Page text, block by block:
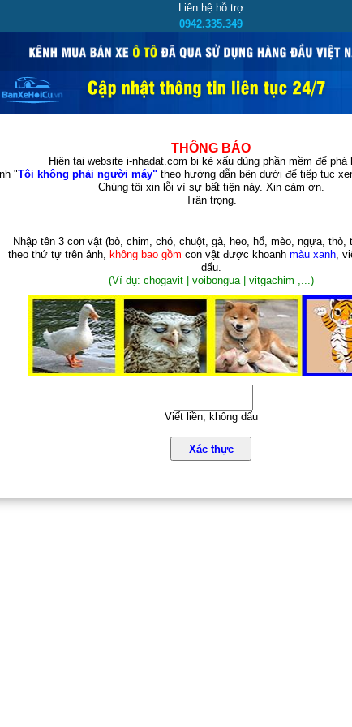
Liên hệ hỗ trợ
0942.335.349
THÔNG BÁO
Hiện tại website i-nhadat.com bị kẻ xấu dùng phần mềm để phá
"Tôi không phải người máy"theo hướng dẫn bên dưới để tiếp tục
Chúng tôi xin lỗi vì sự bất tiện này. Xin cám ơn.
Trân trọng.
Nhập tên 3 con vật (bò, chim, chó, chuột, gà, heo, hổ, mèo, ngựa, thỏ,
theo thứ tự trên ảnh, không bao gồm con vật được khoanh màu xanh,
dấu.
(Ví dụ: chogavit | voibongua | vitgachim ,...)
Viết liền, không dấu
Xác thực